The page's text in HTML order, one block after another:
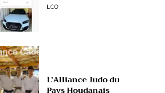
LCO
L’Alliance Judo du